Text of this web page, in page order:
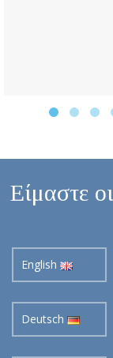
Είμαστε
English
Deutsch